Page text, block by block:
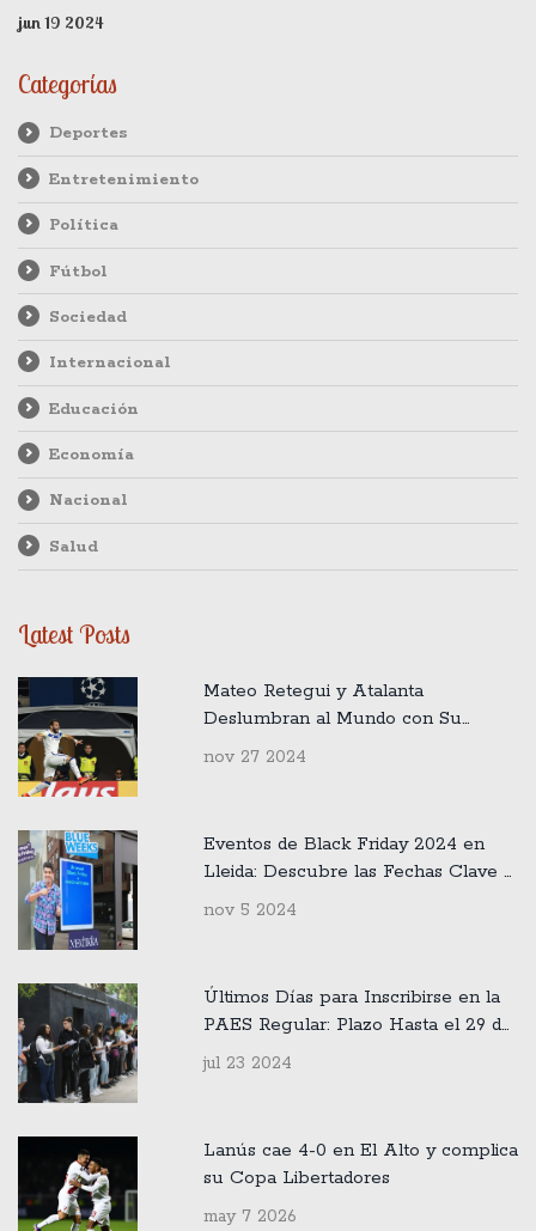
Bruce Springsteen y Elvis Presley.
jun 19 2024
Categorías
Deportes
Entretenimiento
Política
Fútbol
Sociedad
Internacional
Educación
Economía
Nacional
Salud
Latest Posts
Mateo Retegui y Atalanta
Deslumbran al Mundo con Su
Victoria Aplastante sobre Young
nov 27 2024
Eventos de Black Friday 2024 en
Lleida: Descubre las Fechas Clave y
Oportunidades de Ahorro
nov 5 2024
Últimos Días para Inscribirse en la
PAES Regular: Plazo Hasta el 29 de
Julio
jul 23 2024
Lanús cae 4-0 en El Alto y complica
su Copa Libertadores
may 7 2026